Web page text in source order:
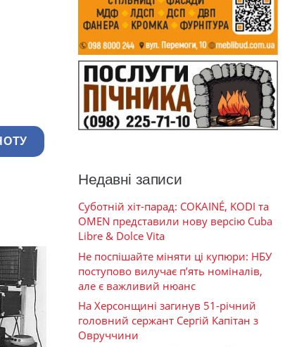
Недавні записи
Суботній хіт-парад: COKAINÉ, KODI та
OMEN представили нову версію Cuba
Libre & Dolce Vita
Не поспішайте міняти ці купюри: НБУ
поступово вилучає п’ять номіналів,
але є важливий нюанс
На Херсонщині загинув 51-річний
головний сержант Сергій Капітан з
Овруччини